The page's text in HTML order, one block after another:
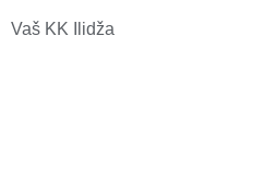
Vaš KK Ilidža